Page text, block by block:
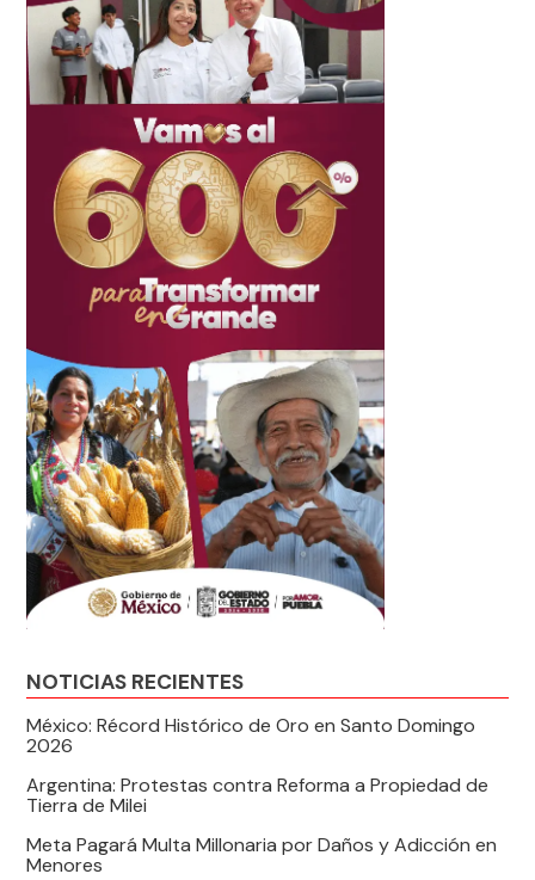
NOTICIAS RECIENTES
México: Récord Histórico de Oro en Santo Domingo
2026
Argentina: Protestas contra Reforma a Propiedad de
Tierra de Milei
Meta Pagará Multa Millonaria por Daños y Adicción en
Menores